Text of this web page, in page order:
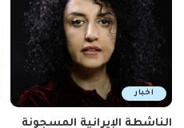
اخبار
الناشطة الإيرانية المسجونة